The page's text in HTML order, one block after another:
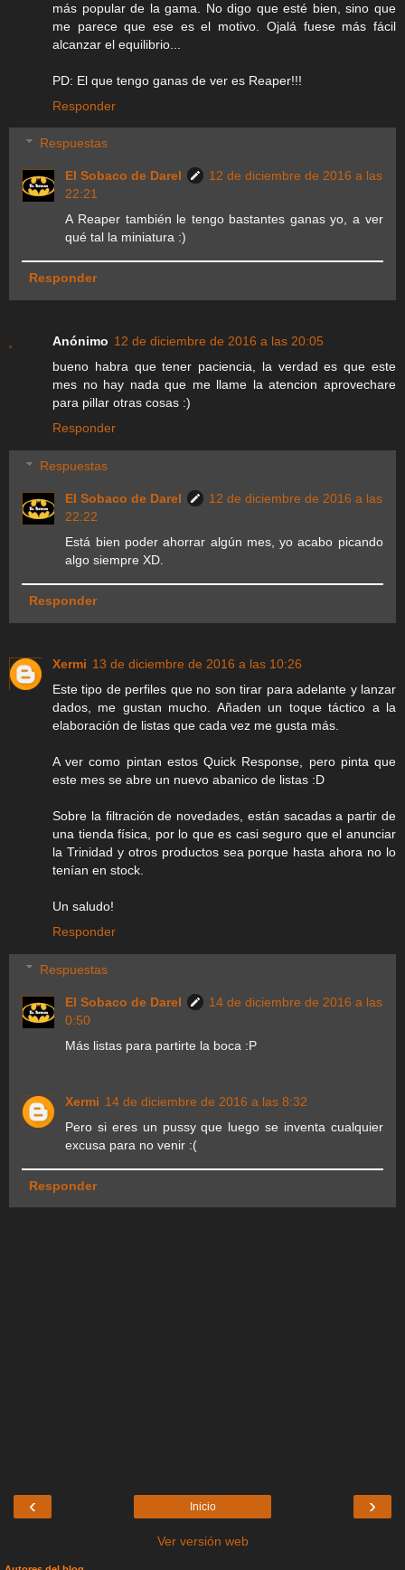
más popular de la gama. No digo que esté bien, sino que
me parece que ese es el motivo. Ojalá fuese más fácil
alcanzar el equilibrio...
PD: El que tengo ganas de ver es Reaper!!!
Responder
Respuestas
El Sobaco de Darel
12 de diciembre de 2016 a las
22:21
A Reaper también le tengo bastantes ganas yo, a ver
qué tal la miniatura :)
Responder
Anónimo 12 de diciembre de 2016 a las 20:05
bueno habra que tener paciencia, la verdad es que este
mes no hay nada que me llame la atencion aprovechare
para pillar otras cosas :)
Responder
Respuestas
El Sobaco de Darel
12 de diciembre de 2016 a las
22:22
Está bien poder ahorrar algún mes, yo acabo picando
algo siempre XD.
Responder
Xermi 13 de diciembre de 2016 a las 10:26
Este tipo de perfiles que no son tirar para adelante y lanzar
dados, me gustan mucho. Añaden un toque táctico a la
elaboración de listas que cada vez me gusta más.
A ver como pintan estos Quick Response, pero pinta que
este mes se abre un nuevo abanico de listas :D
Sobre la filtración de novedades, están sacadas a partir de
una tienda física, por lo que es casi seguro que el anunciar
la Trinidad y otros productos sea porque hasta ahora no lo
tenían en stock.
Un saludo!
Responder
Respuestas
El Sobaco de Darel
14 de diciembre de 2016 a las
0:50
Más listas para partirte la boca :P
Xermi 14 de diciembre de 2016 a las 8:32
Pero si eres un pussy que luego se inventa cualquier
excusa para no venir :(
Responder
‹ ›
Inicio
Ver versión web